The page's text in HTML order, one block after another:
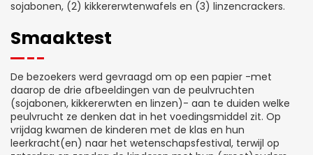
sojabonen, (2) kikkererwtenwafels en (3) linzencrackers.
Smaaktest
De bezoekers werd gevraagd om op een papier -met
daarop de drie afbeeldingen van de peulvruchten
(sojabonen, kikkererwten en linzen)- aan te duiden welke
peulvrucht ze denken dat in het voedingsmiddel zit. Op
vrijdag kwamen de kinderen met de klas en hun
leerkracht(en) naar het wetenschapsfestival, terwijl op